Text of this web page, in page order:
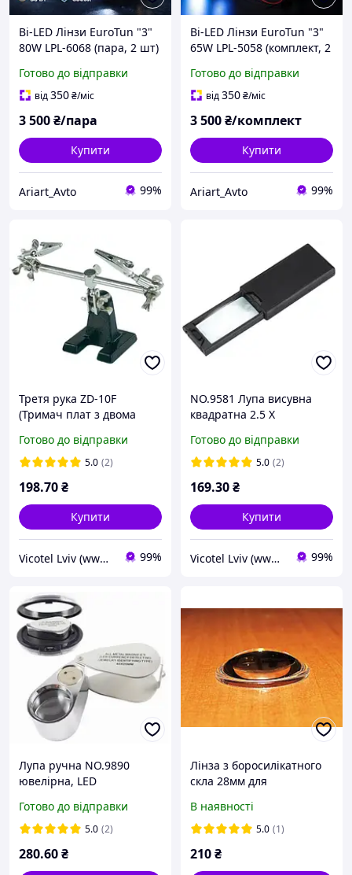
Bi-LED Лінзи EuroTun "3"
80W LPL-6068 (пара, 2 шт)
Готово до відправки
від350₴/міс
3 500₴/пара
Купити
Ariart_Avto 99%
Bi-LED Лінзи EuroTun "3"
65W LPL-5058 (комплект, 2
Готово до відправки
від350₴/міс
3 500₴/комплект
Купити
Ariart_Avto 99%
Третя рука ZD-10F
(Тримач плат з двома
Готово до відправки
5.0 (2)
198.70₴
Купити
Vicotel Lviv (www.radio-bazar.com) 99%
NO.9581 Лупа висувна
квадратна 2.5 X
підсвічуванням і
ультрафіолет
Готово до відправки
5.0 (2)
169.30₴
Купити
Vicotel Lviv (www.radio-bazar.com) 99%
Лупа ручна NO.9890
ювелірна, LED
ультрафіолетом, 40X,
діаметр 25мм, лінза скло,
Готово до відправки
5.0 (2)
280.60₴
Лінза з боросилікатного
скла 28мм для
В наявності
5.0 (1)
210₴